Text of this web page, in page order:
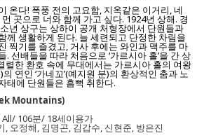
온다! 폭풍 전의 고요함, 지옥같은 이거리, 네
곳으로 너와 함께 가고 싶다.1924년 상해. 경
년 상구는 상하이 공개 처형장에서 단원들과
께 생활하게 된다. 늘 세련되고 단정한 차림을
찍기를 즐겼고, 거사 후에는 와인과 맥주를 마
선배들을 따라 처음으로 ‘가르시아 홀’을 간 상
렬한 환호 속에 무대에서는 가르시아 홀의 여왕
연인 ‘가네꼬’(예지원 분)의 환상적인 춤과 노
태에 단원들은 흠뻑 취한다.
Mountains)
106분/ 18세이용가
, 오정해, 김명곤, 김갑수, 신현준, 방은진